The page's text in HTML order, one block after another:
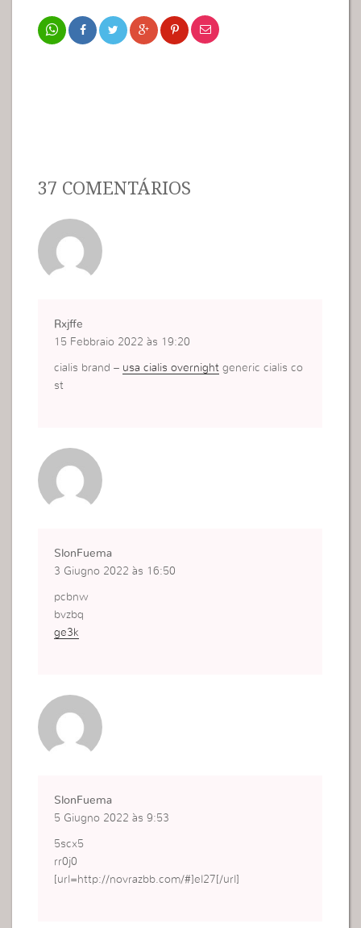
37 COMENTÁRIOS
Rxjffe
15 Febbraio 2022 às 19:20
cialis brand – usa cialis overnight generic cialis co
st
SlonFuema
3 Giugno 2022 às 16:50
pcbnw
bvzbq
ge3k
SlonFuema
5 Giugno 2022 às 9:53
5scx5
rr0j0
[url=http://novrazbb.com/#]el27[/url]